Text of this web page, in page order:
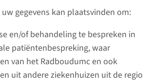
gegevens kan plaatsvinden om:
en/of behandeling te bespreken in
patiënten­bespreking, waar
van het Radboudumc en ook
uit andere zieken­huizen uit de regio